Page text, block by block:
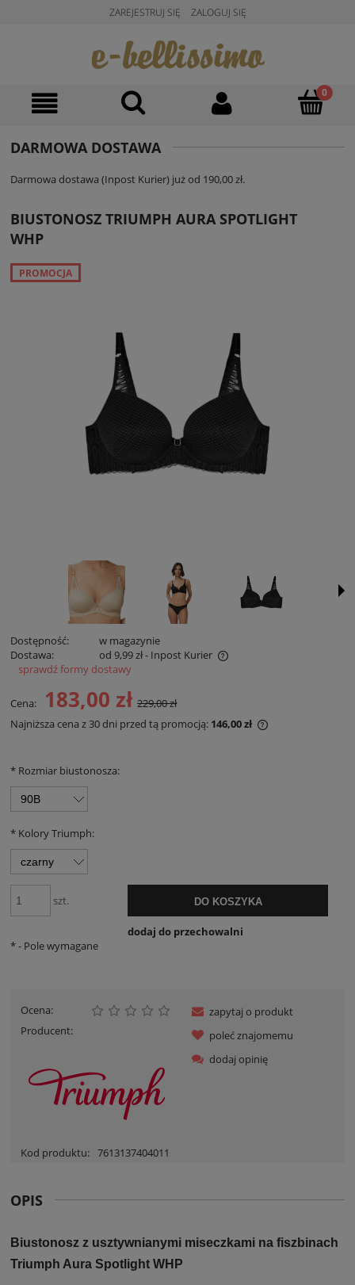
ZAREJESTRUJ SIĘ ZALOGUJ SIĘ
DARMOWA DOSTAWA
Darmowa dostawa (Inpost Kurier) już od 190,00 zł.
BIUSTONOSZ TRIUMPH AURA SPOTLIGHT
WHP
PROMOCJA
Dostępność:
w magazynie
Dostawa:
od 9,99 zł- Inpost Kurier
Cena zawiera koszty płatności online
sprawdź formy dostawy
Cena: 183,00 zł 229,00 zł
Najniższa cena z 30 dni przed tą promocją: 146,00 zł
* Rozmiar biustonosza:
* Kolory Triumph:
szt. DO KOSZYKA
dodaj do przechowalni
*- Pole wymagane
Ocena:
Producent:
Kod produktu: 7613137404011
zapytaj o produkt
poleć znajomemu
dodaj opinię
OPIS
Biustonosz z usztywnianymi miseczkami na fiszbinach
Triumph Aura Spotlight WHP